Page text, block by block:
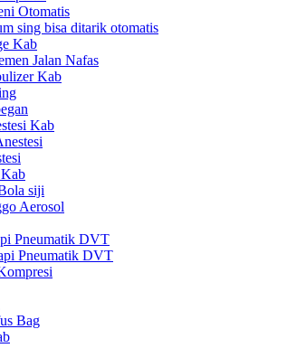
Otomatis
sing bisa ditarik otomatis
Kab
Jalan Nafas
Kab
Kab
siji
Aerosol
Pneumatik DVT
Pneumatik DVT
Bag